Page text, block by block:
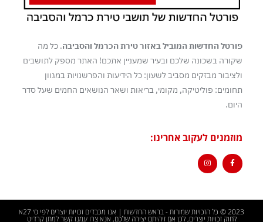
פורטל החדשות המוביל באזור טירת הכרמל והסביבה. כל מה
שקורה בשכונה שלכם ובעיר שמעניין אתכם! האתר מספק לתושבים
ולציבור מבזקים מסביב לשעון: כל הידיעות והפרשנויות במגוון
תחומים: פוליטיקה, מקומי, בריאות ושאר הנושאים החמים שעל סדר
היום.
מוזמנים לעקוב אחרינו:
2023 © כל הזכויות שמורות - בראש החדשות | אנו מכבדים זכויות יוצרים לפי ס׳ 27א
לחוק זכויות יוצרים, לכן אם זיהיתם יצירה שלכם, אנא צרו עמנו קשר למתן קרדיט